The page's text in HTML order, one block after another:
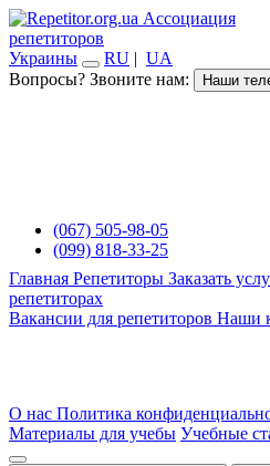
Ассоциация
репетиторов
Украины
RU | UA
Вопросы? Звоните нам:
Наши
(067) 505-98-05
(099) 818-33-25
Главная Репетиторы Заказать
репетиторах
Вакансии для репетиторов Наши
О нас Политика
Материалы для учебы Учебные